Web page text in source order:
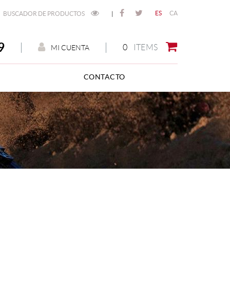
ES CA
BUSCADOR DE PRODUCTOS |
0 ITEMS
MI CUENTA
CONTACTO